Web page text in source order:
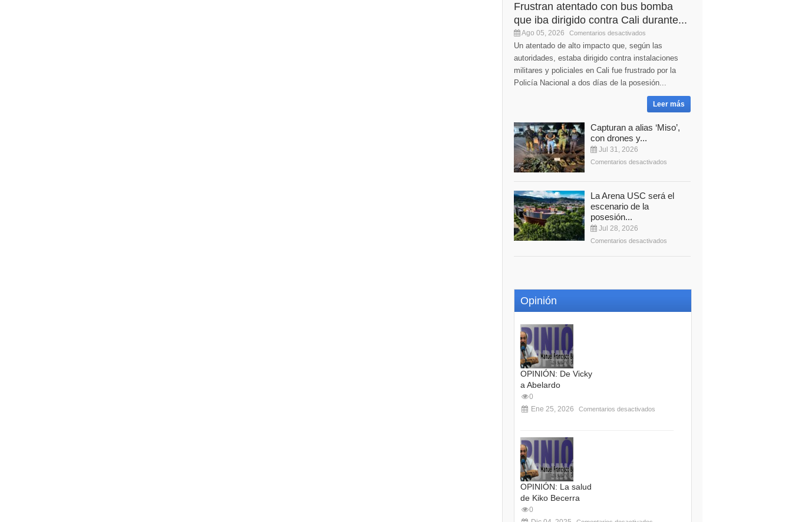
Frustran atentado con bus bomba
que iba dirigido contra Cali durante...
Ago 05, 2026 Comentarios desactivados
Un atentado de alto impacto que, según las
autoridades, estaba dirigido contra instalaciones
militares y policiales en Cali fue frustrado por la
Policía Nacional a dos días de la posesión...
Leer más
Capturan a alias ‘Miso’,
con drones y...
Jul 31, 2026
Comentarios desactivados
La Arena USC será el
escenario de la
posesión...
Jul 28, 2026
Comentarios desactivados
Opinión
OPINIÓN: De Vicky
a Abelardo
0
Ene 25, 2026
Comentarios desactivados
OPINIÓN: La salud
de Kiko Becerra
0